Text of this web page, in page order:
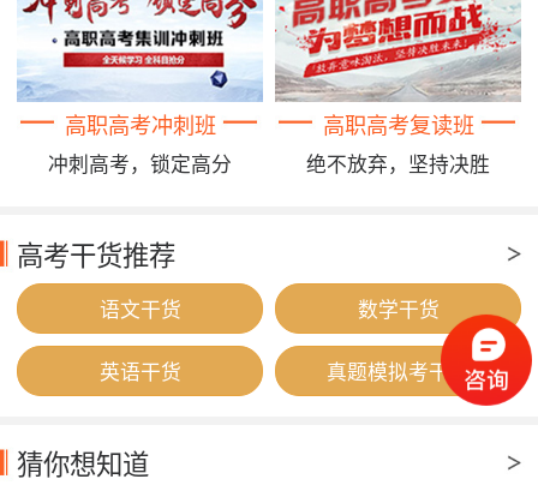
高职高考冲刺班
冲刺高考，锁定高分
高职高考复读班
绝不放弃，坚持决胜
高考干货推荐
语文干货 数学干货
英语干货 真题模拟考干货
猜你想知道